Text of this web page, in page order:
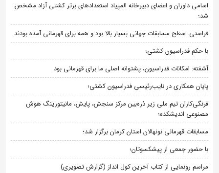
اسامی داوران و اعضای دبیرخانه المپیاد استعدادهای برتر کشتی آزاد مشخص
شد؛
فراستی: سطح مسابقات جهانی بسیار بالا بود و همه برای قهرمانی آمده بودند
با حکم فدراسیون کشتی؛
آشفته: امکانات فدراسیون، پشتوانه اصلی ما برای قهرمانی بود
پایان همکاری در نایب‌رئیسی فدراسیون کشتی؛
فرنگی‌کاران تیم ملی زیر ذره‌بین مرکز سنجش، پایش، مانیتورینگ هوش
مصنوعی اندیشکده؛
مسابقات قهرمانی نونهالان استان کرمان برگزار شد؛
با حضور جمعی از پیشکسوتان؛
مراسم رونمایی از کتاب آخرین کول انداز (گزارش تصویری)